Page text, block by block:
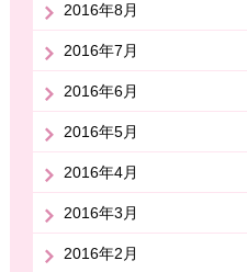
2016年8月
2016年7月
2016年6月
2016年5月
2016年4月
2016年3月
2016年2月